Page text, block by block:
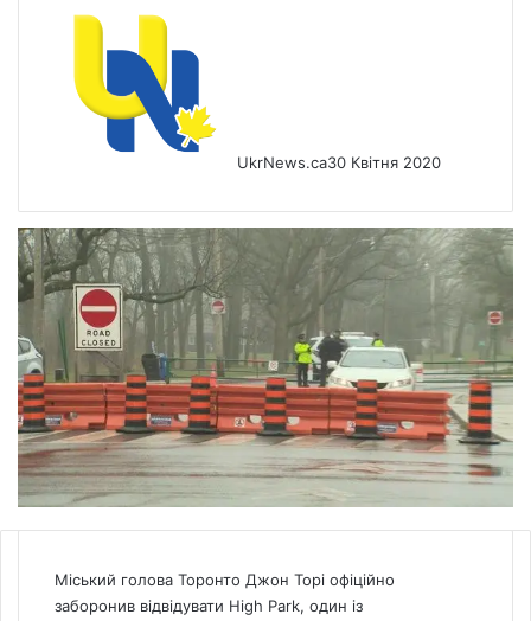
UkrNews.ca30 Квітня 2020
Міський голова Торонто Джон Торі офіційно
заборонив відвідувати High Park, один із